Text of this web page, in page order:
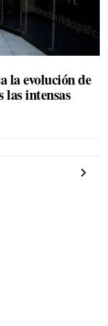
la evolución de
las intensas